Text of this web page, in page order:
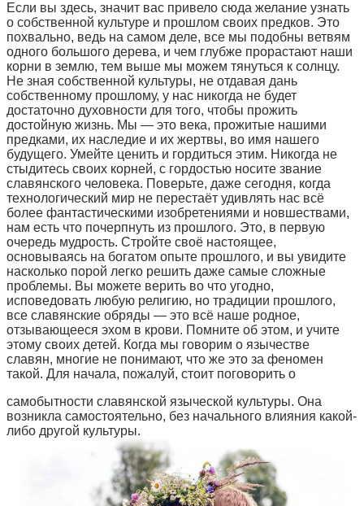
Если вы здесь, значит вас привело сюда желание узнать
о собственной культуре и прошлом своих предков. Это
похвально, ведь на самом деле, все мы подобны ветвям
одного большого дерева, и чем глубже прорастают наши
корни в землю, тем выше мы можем тянуться к солнцу.
Не зная собственной культуры, не отдавая дань
собственному прошлому, у нас никогда не будет
достаточно духовности для того, чтобы прожить
достойную жизнь. Мы — это века, прожитые нашими
предками, их наследие и их жертвы, во имя нашего
будущего. Умейте ценить и гордиться этим. Никогда не
стыдитесь своих корней, с гордостью носите звание
славянского человека. Поверьте, даже сегодня, когда
технологический мир не перестаёт удивлять нас всё
более фантастическими изобретениями и новшествами,
нам есть что почерпнуть из прошлого. Это, в первую
очередь мудрость. Стройте своё настоящее,
основываясь на богатом опыте прошлого, и вы увидите
насколько порой легко решить даже самые сложные
проблемы. Вы можете верить во что угодно,
исповедовать любую религию, но традиции прошлого,
все славянские обряды — это всё наше родное,
отзывающееся эхом в крови. Помните об этом, и учите
этому своих детей. Когда мы говорим о язычестве
славян, многие не понимают, что же это за феномен
такой. Для начала, пожалуй, стоит поговорить о
самобытности славянской языческой культуры. Она
возникла самостоятельно, без начального влияния какой-
либо другой культуры.